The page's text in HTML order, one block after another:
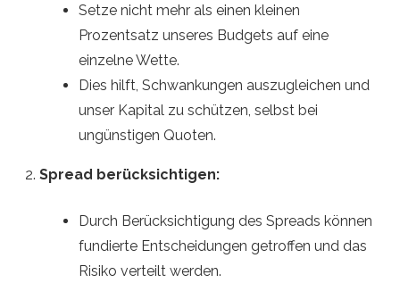
Setze nicht mehr als einen kleinen
Prozentsatz unseres Budgets auf eine
einzelne Wette.
Dies hilft, Schwankungen auszugleichen und
unser Kapital zu schützen, selbst bei
ungünstigen Quoten.
Spread berücksichtigen:
Durch Berücksichtigung des Spreads können
fundierte Entscheidungen getroffen und das
Risiko verteilt werden.